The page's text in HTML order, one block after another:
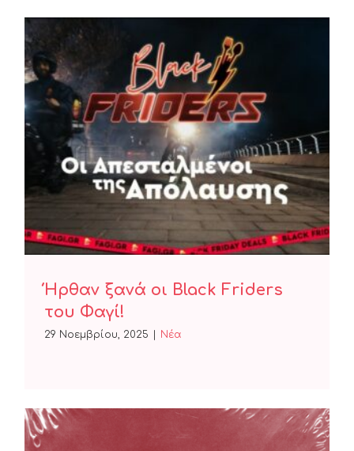
Ήρθαν ξανά οι Black Friders
του Φαγί!
Ήρθαν ξανά οι Black Friders
του Φαγί!
29 Νοεμβρίου, 2025 Nέα